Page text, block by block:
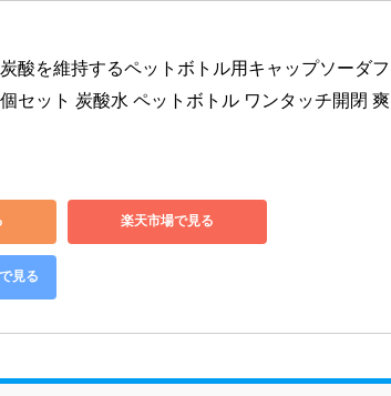
酸を維持するペットボトル用キャップソーダフ
セット 炭酸水 ペットボトル ワンタッチ開閉 爽
楽天市場で見る
見る